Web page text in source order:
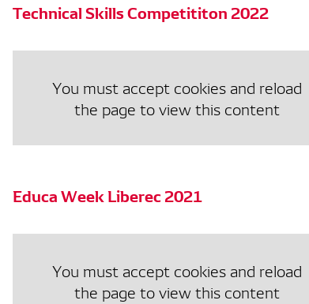
Technical Skills Competititon 2022
You must accept cookies and reload
the page to view this content
Educa Week Liberec 2021
You must accept cookies and reload
the page to view this content